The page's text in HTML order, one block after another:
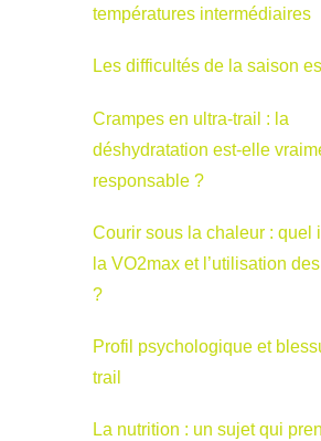
températures intermédiaires
Les difficultés de la saison
Crampes en ultra-trail : la
déshydratation est-elle
responsable ?
Courir sous la chaleur : quel
la VO2max et l’utilisation
?
Profil psychologique et
trail
La nutrition : un sujet qui